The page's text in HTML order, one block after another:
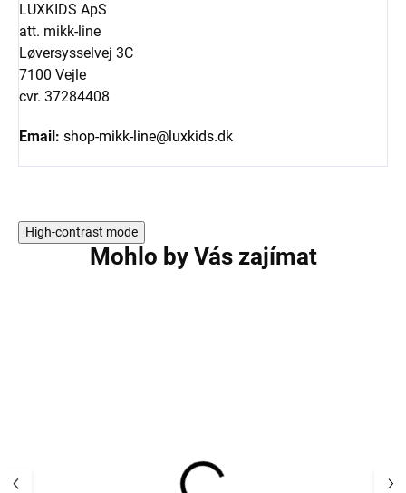
LUXKIDS ApS
att. mikk-line
Løversysselvej 3C
7100 Vejle
cvr. 37284408
Email: shop-mikk-line@luxkids.dk
High-contrast mode
Mohlo by Vás zajímat